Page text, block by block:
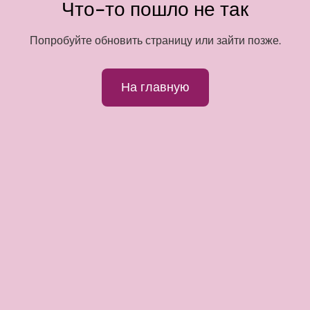
Что-то пошло не так
Попробуйте обновить страницу или зайти позже.
На главную